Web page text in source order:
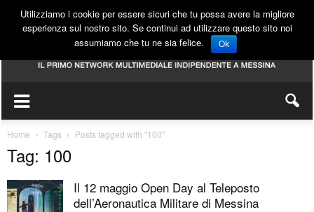
Home Tags Posts tagged with "100"
Tag: 100
Il 12 maggio Open Day al Teleposto
dell’Aeronautica Militare di Messina
Utilizziamo i cookie per essere sicuri che tu possa avere la migliore
esperienza sul nostro sito. Se continui ad utilizzare questo sito noi
assumiamo che tu ne sia felice.
Ok